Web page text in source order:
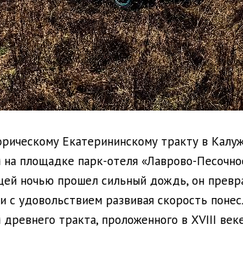
Екатерининскому тракту в
площадке парк-отеля «Лаврово-
ночью прошел сильный дождь, он
удовольствием развивая скорость
тракта, проложенного в XVIII